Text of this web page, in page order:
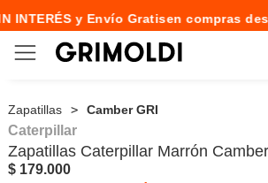
INTERÉS y Envío Gratisen compras
Zapatillas Camber GRI
Caterpillar
Zapatillas Caterpillar Marrón
$ 179.000